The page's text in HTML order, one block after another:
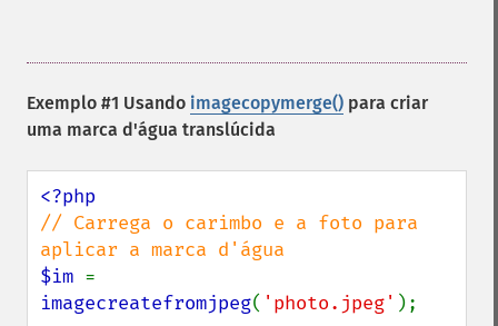
Exemplo #1 Usando imagecopymerge() para criar
uma marca d'água translúcida
// Carrega o carimbo e a foto para
$im
imagecreatefromjpeg( 'photo.jpeg' );